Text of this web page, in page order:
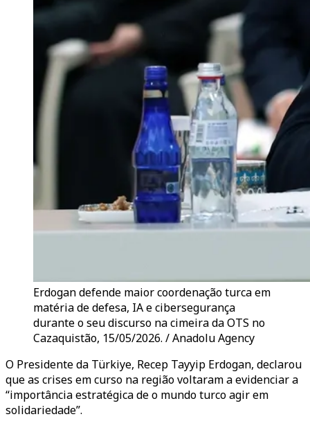
Erdogan defende maior coordenação turca em
matéria de defesa, IA e cibersegurança
durante o seu discurso na cimeira da OTS no
Cazaquistão, 15/05/2026. / Anadolu Agency
O Presidente da Türkiye, Recep Tayyip Erdogan, declarou
que as crises em curso na região voltaram a evidenciar a
“importância estratégica de o mundo turco agir em
solidariedade”.